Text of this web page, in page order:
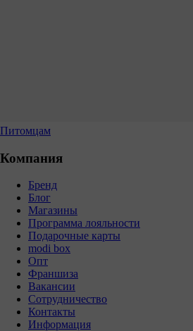
Питомцам
Компания
Бренд
Блог
Магазины
Программа лояльности
Подарочные карты
modi box
Опт
Франшиза
Вакансии
Сотрудничество
Контакты
Информация